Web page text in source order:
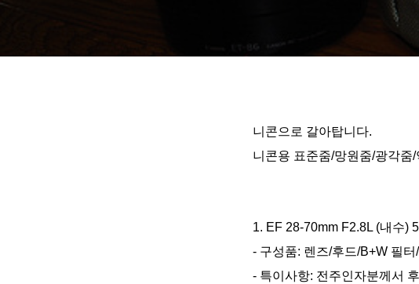
니콘으로 갈아탑니다.
니콘용 표준줌/망원줌/광각줌
1. EF 28-70mm F2.8L (내수)
- 구성품: 렌즈/후드/B+W 필터
- 특이사항: 전주인자분께서